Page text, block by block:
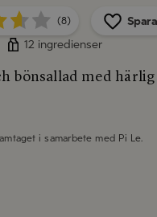
(8)
Spara
12 ingredienser
bönsallad med
i samarbete med Pi Le.